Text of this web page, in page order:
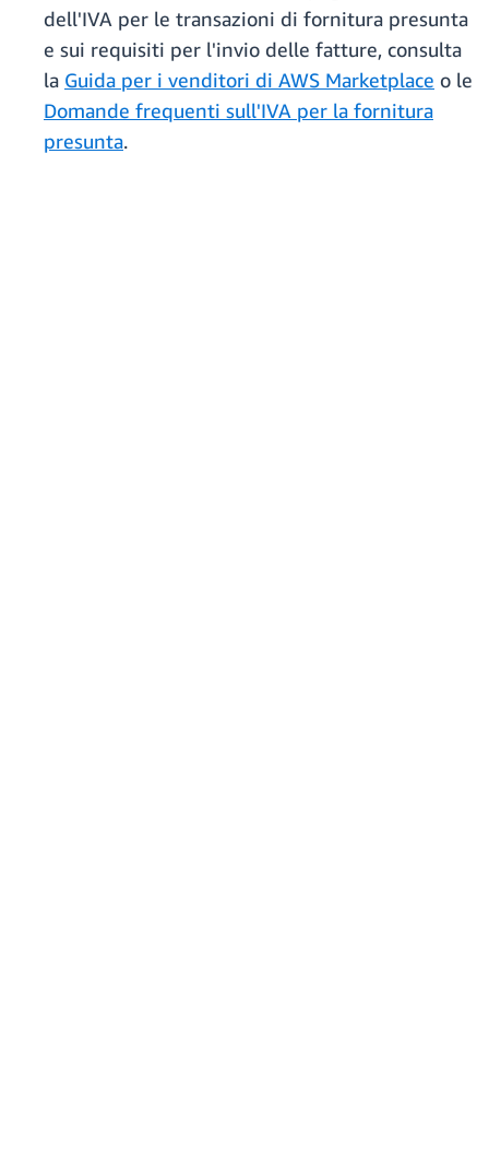
dell'IVA per le transazioni di fornitura presunta
e sui requisiti per l'invio delle fatture, consulta
la Guida per i venditori di AWS Marketplace o le
Domande frequenti sull'IVA per la fornitura
presunta.